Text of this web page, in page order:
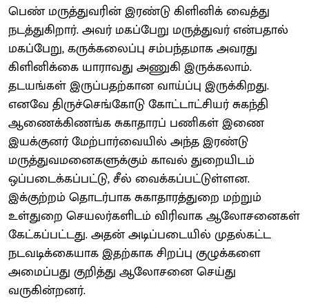
பெண் மருத்துவரின் இரண்டு கிளினிக் வைத்து
நடத்துகிறார். அவர் மகப்பேறு மருத்துவர் என்பதால்
மகப்பேறு, கருக்கலைப்பு சம்பந்தமாக அவரது
கிளினிக்கை யாராவது அணுகி இருக்கலாம்.
தடயங்கள் இருப்பதற்கான வாய்ப்பு இருக்கிறது.
எனவே திருச்செங்கோடு கோட்டாட்சியர் சுகந்தி
ஆணைக்கிணங்க சுகாதாரப் பணிகள் இணை
இயக்குனர் மேற்பார்வையில் அந்த இரண்டு
மருத்துவமனைகளுக்கும் காவல் துறையிடம்
ஒப்படைக்கப்பட்டு, சீல் வைக்கப்பட்டுள்ளன.
இக்குற்றம் தொடர்பாக சுகாதாரத்துறை மற்றும்
உள்துறை செயலர்களிடம் விரிவாக ஆலோசனைகள்
கேட்கப்பட்டது. அதன் அடிப்படையில் முதல்கட்ட
நடவடிக்கையாக இதற்காக சிறப்பு குழுக்களை
அமைப்பது குறித்து ஆலோசனை செய்து
வருகின்றனர்.